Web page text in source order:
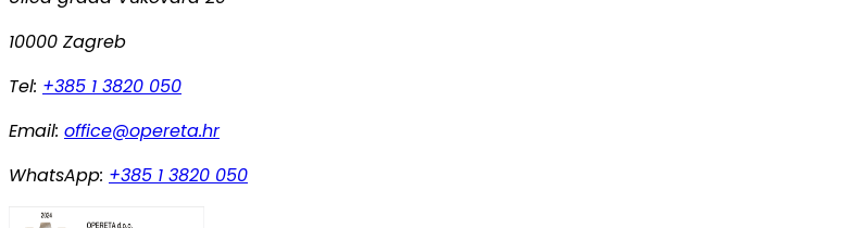
10000 Zagreb
Tel: +385 1 3820 050
Email: office@opereta.hr
WhatsApp: +385 1 3820 050